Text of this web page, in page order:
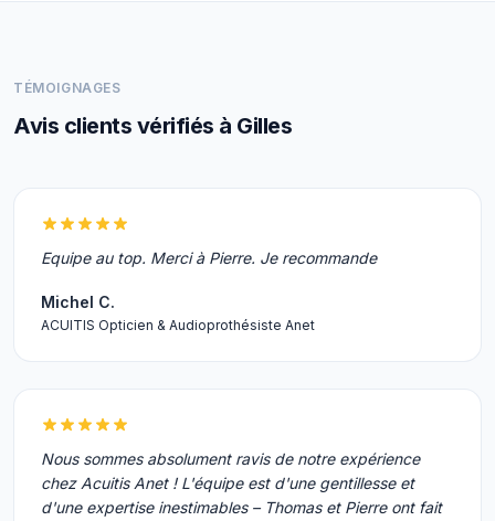
TÉMOIGNAGES
Avis clients vérifiés à Gilles
Equipe au top. Merci à Pierre. Je recommande
Michel C.
ACUITIS Opticien & Audioprothésiste Anet
Nous sommes absolument ravis de notre expérience
chez Acuitis Anet ! L'équipe est d'une gentillesse et
d'une expertise inestimables – Thomas et Pierre ont fait